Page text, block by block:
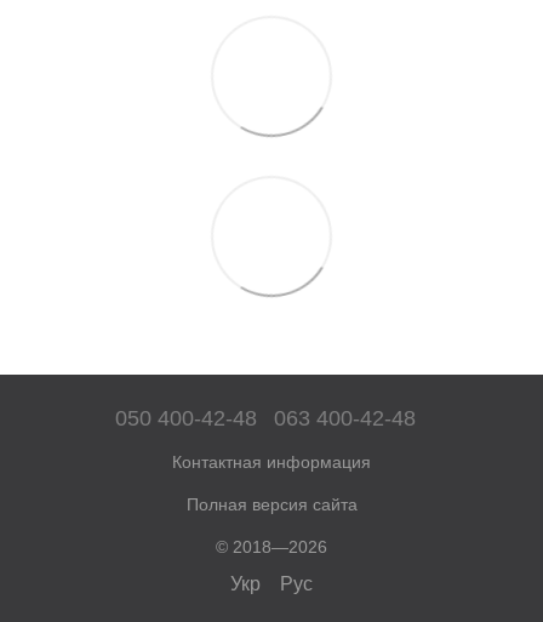
050 400-42-48 063 400-42-48
Контактная информация
Полная версия сайта
© 2018—2026
Укр Рус